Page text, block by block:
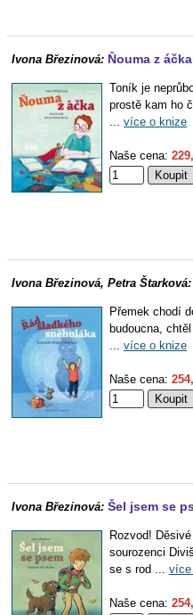
Ivona Březinová: Ňouma z áčka
Toník je
prostě kam ho
... více o knize
Naše cena:
Ivona Březinová, Petra Štarková:
Přemek chodí
budoucna,
... více o knize
Naše cena:
Ivona Březinová: Šel jsem se
Rozvod!
sourozenci
se s rod ... více
Naše cena: